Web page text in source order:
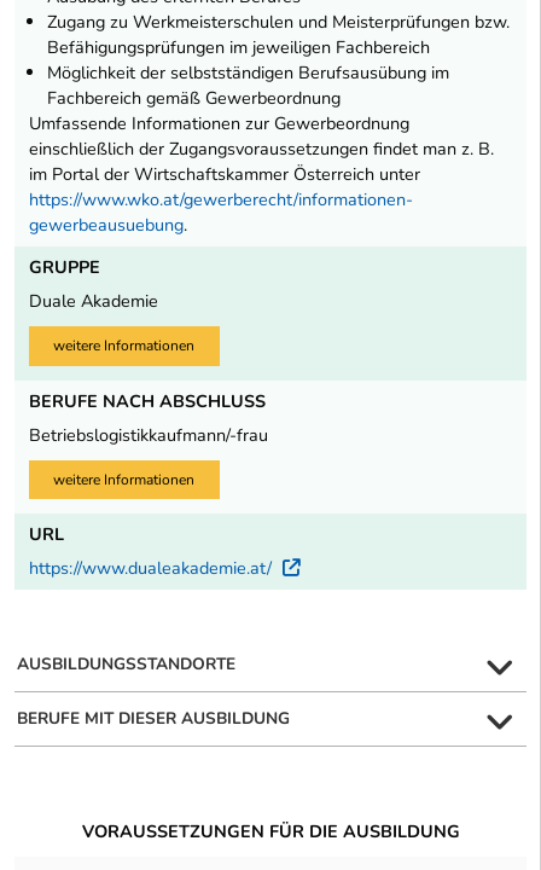
Zugang zu Werkmeisterschulen und Meisterprüfungen bzw.
Befähigungsprüfungen im jeweiligen Fachbereich
Möglichkeit der selbstständigen Berufsausübung im
Fachbereich gemäß Gewerbeordnung
Umfassende Informationen zur Gewerbeordnung
einschließlich der Zugangsvoraussetzungen findet man z. B.
im Portal der Wirtschaftskammer Österreich unter
https://www.wko.at/gewerberecht/informationen-
gewerbeausuebung.
GRUPPE
Duale Akademie
weitere Informationen
BERUFE NACH ABSCHLUSS
Betriebslogistikkaufmann/-frau
weitere Informationen
URL
https://www.dualeakademie.at/
Externer Link
AUSBILDUNGSSTANDORTE
BERUFE MIT DIESER AUSBILDUNG
VORAUSSETZUNGEN FÜR DIE AUSBILDUNG